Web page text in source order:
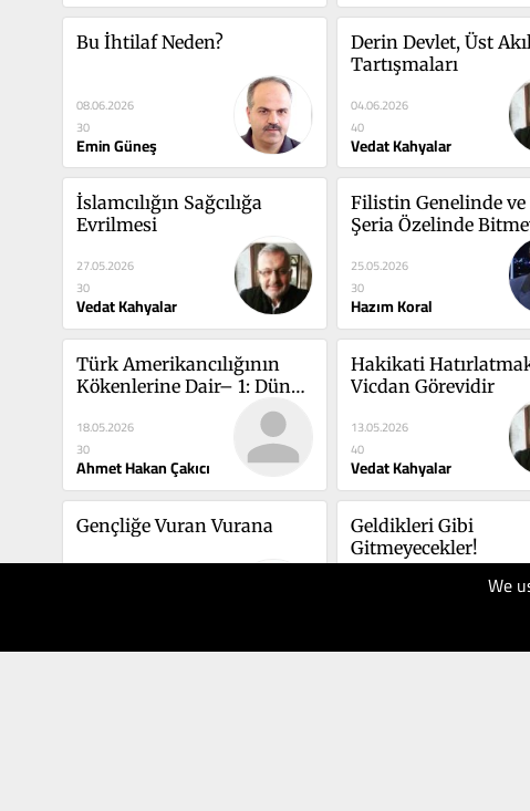
We
Bu İhtilaf Neden?
08.06.2026
30
Emin Güneş
Derin Devlet, Üst Akıl
Tartışmaları
04.06.2026
40
Vedat Kahyalar
İslamcılığın Sağcılığa
Evrilmesi
27.05.2026
30
Vedat Kahyalar
Filistin Genelinde ve
Şeria Özelinde
25.05.2026
30
Hazım Koral
Türk Amerikancılığının
Kökenlerine Dair– 1: Dünya
Savaşları ve Amerika’nın
Aldığı Ders
18.05.2026
30
Ahmet Hakan Çakıcı
Hakikati
Vicdan Görevidir
13.05.2026
40
Vedat Kahyalar
Gençliğe Vuran Vurana
Geldikleri Gibi
Gitmeyecekler!